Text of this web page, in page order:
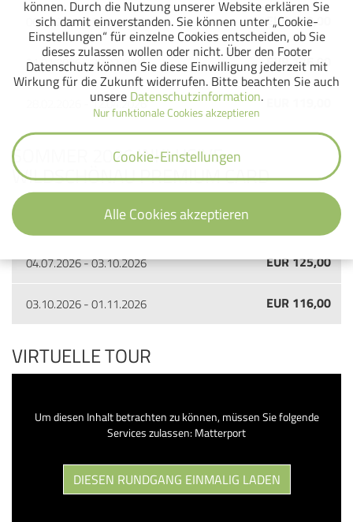
06.01.2026 - 31.01.2026 EUR 119,00
31.01.2026 - 28.02.2026 EUR 136,00
28.02.2026 - 12.04.2026
SOMMER 2026 INKLUSIVE
WILDSCHÖNAU PREMIUM CARD
01.05.2026 - 04.07.2026
04.07.2026 - 03.10.2026 EUR 125,00
03.10.2026 - 01.11.2026 EUR 116,00
VIRTUELLE TOUR
Um diesen Inhalt betrachten zu können, müssen Sie folgende
Services zulassen: Matterport
DIESEN RUNDGANG EINMALIG LADEN
können. Durch die Nutzung unserer Website erklären Sie
sich damit einverstanden. Sie können unter „Cookie-
Einstellungen“ für einzelne Cookies entscheiden, ob Sie
dieses zulassen wollen oder nicht. Über den Footer
Datenschutz können Sie diese Einwilligung jederzeit mit
Wirkung für die Zukunft widerrufen. Bitte beachten Sie auch
unsere Datenschutzinformation.
Nur funktionale Cookies akzeptieren
Cookie-Einstellungen
Alle Cookies akzeptieren